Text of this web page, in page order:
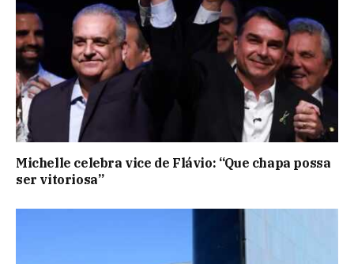
Michelle celebra vice de Flávio: “Que chapa possa
ser vitoriosa”